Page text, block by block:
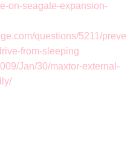
on-seagate-expansion-
questions/5211/preve
from-sleeping
Jan/30/maxtor-external-